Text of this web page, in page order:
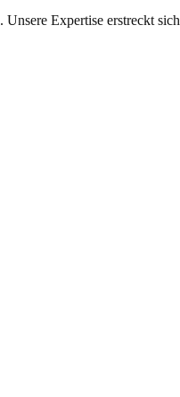
Expertise erstreckt sich